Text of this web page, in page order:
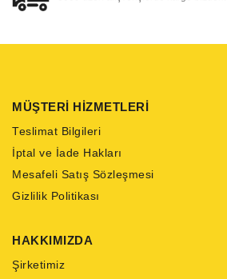
MÜŞTERİ HİZMETLERİ
Teslimat Bilgileri
İptal ve İade Hakları
Mesafeli Satış Sözleşmesi
Gizlilik Politikası
HAKKIMIZDA
Şirketimiz